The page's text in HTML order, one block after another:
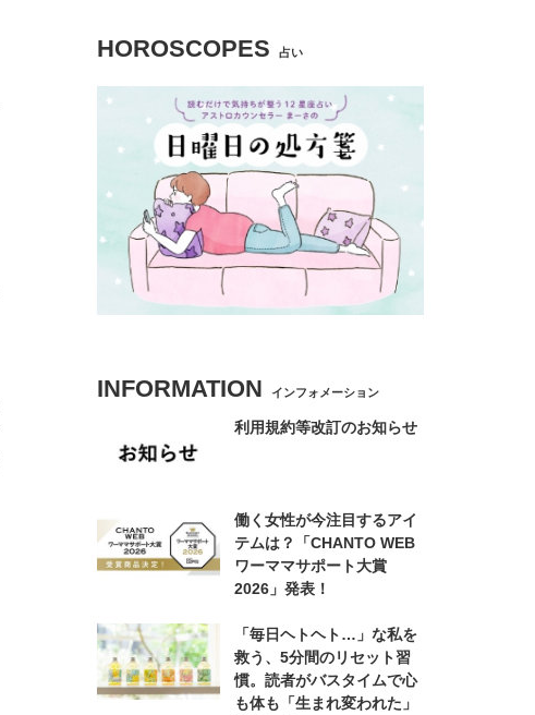
HOROSCOPES 占い
INFORMATION インフォメーション
利用規約等改訂のお知らせ
働く女性が今注目するアイ
テムは？「CHANTO WEB
ワーママサポート大賞
2026」発表！
「毎日ヘトヘト…」な私を
救う、5分間のリセット習
慣。読者がバスタイムで心
も体も「生まれ変われた」